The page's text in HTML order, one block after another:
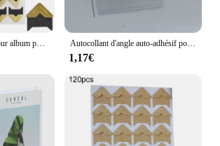
Autocollants d'angle pour album photo bricolage, papier kraft, scrapbooking créatif, décor de protection d'image Autocollant d'angle auto-adhésif pour album photo, scrapbooking fait à la main, décor d'albums photo, bricolage, 250 pièces, 500 pièces
1,17€